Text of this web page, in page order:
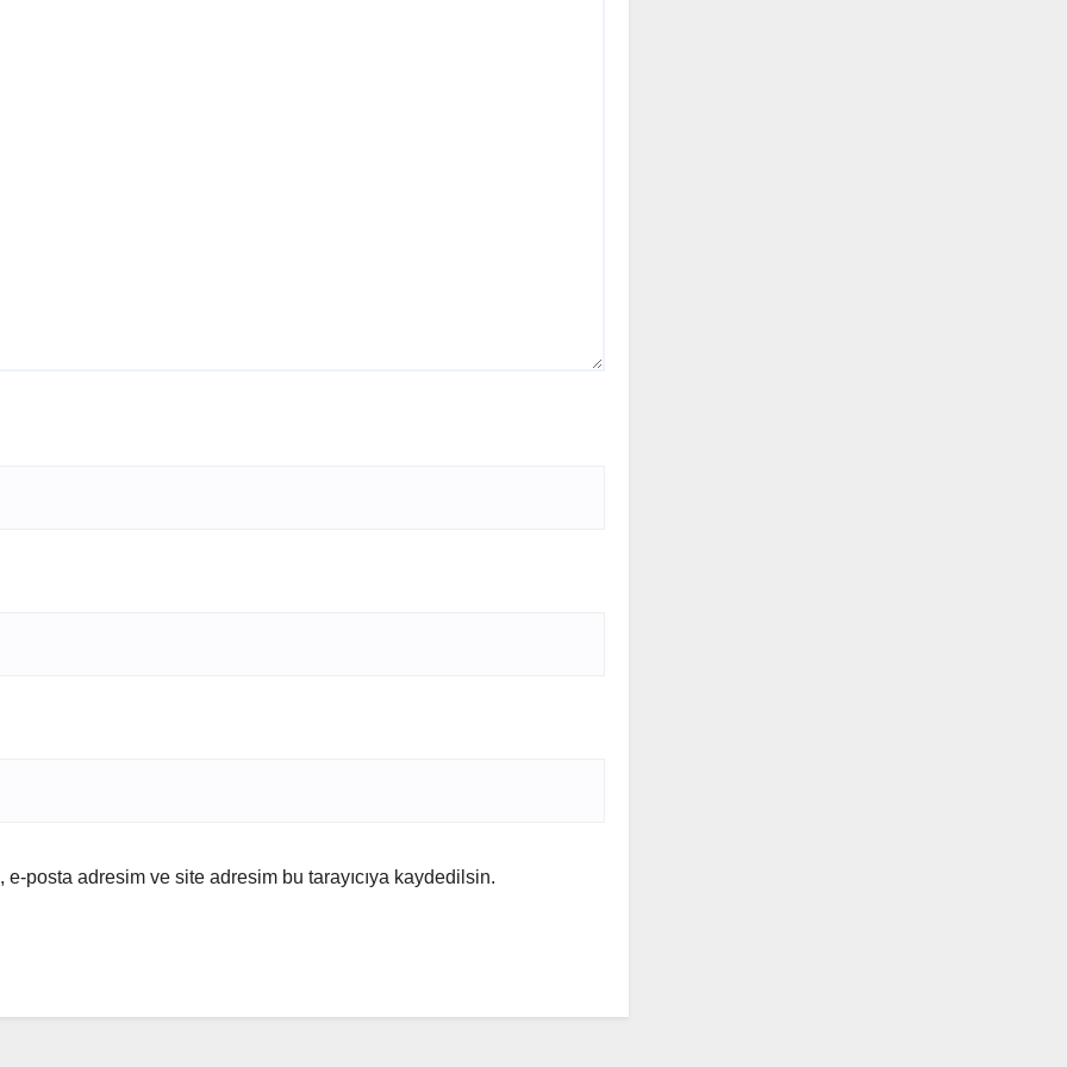
e-posta adresim ve site adresim bu tarayıcıya kaydedilsin.